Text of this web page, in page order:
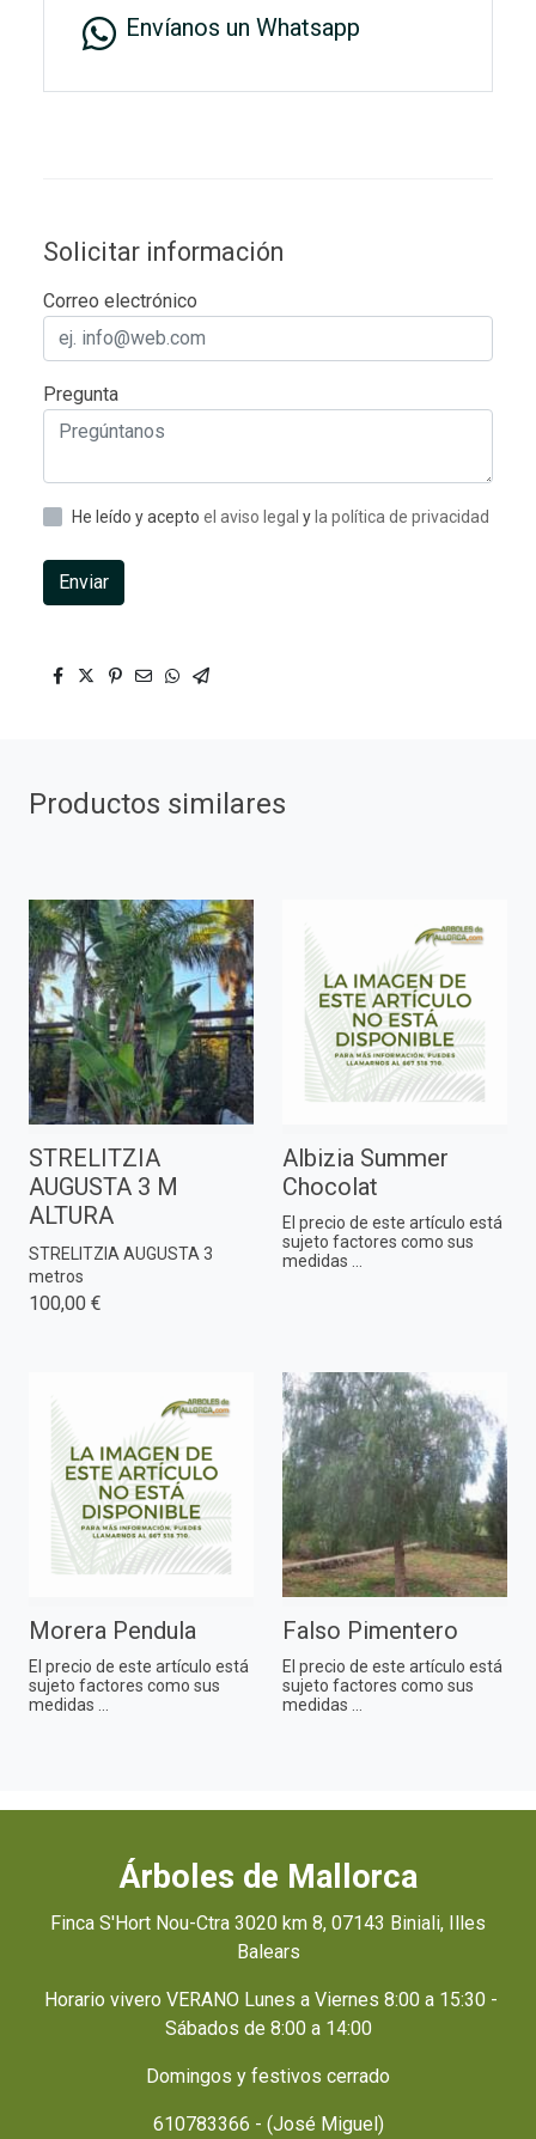
Envíanos un Whatsapp
Solicitar información
Correo electrónico
Pregunta
He leído y acepto el aviso legal y la política de privacidad
Enviar
Productos similares
STRELITZIA
AUGUSTA 3 M
ALTURA
STRELITZIA AUGUSTA 3
metros
100,00 €
Albizia Summer
Chocolat
El precio de este artículo está
sujeto factores como sus
medidas ...
Morera Pendula
El precio de este artículo está
sujeto factores como sus
medidas ...
Falso Pimentero
El precio de este artículo está
sujeto factores como sus
medidas ...
Árboles de Mallorca
Finca S'Hort Nou-Ctra 3020 km 8, 07143 Biniali, Illes
Balears
Horario vivero VERANO Lunes a Viernes 8:00 a 15:30 -
Sábados de 8:00 a 14:00
Domingos y festivos cerrado
610783366 - (José Miguel)